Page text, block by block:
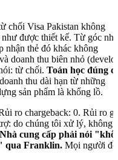
chối Visa Pakistan không
được thiết kế. Từ góc
nhận thẻ đó khác không
doanh thu biên nhỏ
từ chối. Toán học đúng
thu dài hạn từ những
sản phẩm là khổng lồ.
ro chargeback: 0. Rủi ro
do chúng tôi xử lý, không
Nhà cung cấp phải nói
qua Franklin. Mọi người